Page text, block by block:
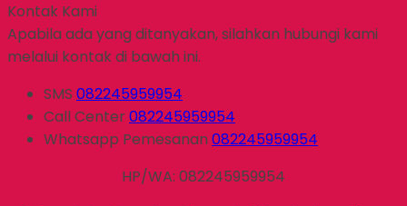
Kontak Kami
Apabila ada yang ditanyakan, silahkan hubungi kami
melalui kontak di bawah ini.
SMS 082245959954
Call Center082245959954
Whatsapp Pemesanan 082245959954
HP/WA: 082245959954